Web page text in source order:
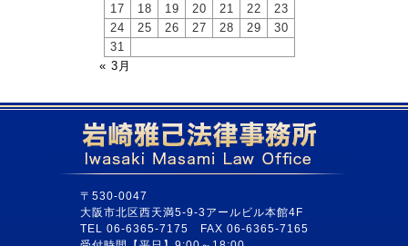
17
18 19 20 21 22
23
24
25 26 27 28 29
30
31
« 3月
〒530-0047
大阪市北区西天満5-9-3アールビル本館4F
TEL 06-6365-7175 FAX 06-6365-7165